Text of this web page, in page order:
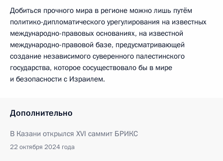
Добиться прочного мира в регионе можно лишь путём
политико-дипломатического урегулирования на известных
международно-правовых основаниях, на известной
международно-правовой базе, предусматривающей
создание независимого суверенного палестинского
государства, которое сосуществовало бы в мире
и безопасности с Израилем.
Дополнительно
В Казани открылся XVI саммит БРИКС
22 октября 2024 года